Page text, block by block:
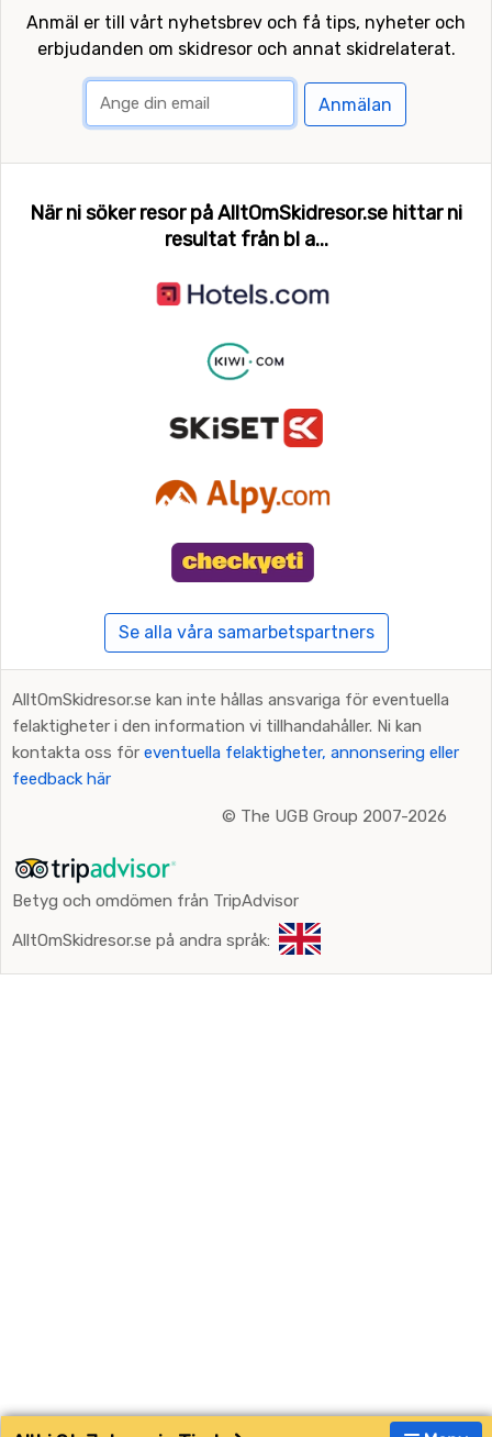
Anmäl er till vårt nyhetsbrev och få tips, nyheter och
erbjudanden om skidresor och annat skidrelaterat.
Anmälan
När ni söker resor på AlltOmSkidresor.se hittar ni
resultat från bl a...
Se alla våra samarbetspartners
AlltOmSkidresor.se kan inte hållas ansvariga för eventuella
felaktigheter i den information vi tillhandahåller. Ni kan
kontakta oss för eventuella felaktigheter, annonsering eller
feedback här
© The UGB Group 2007-2026
Betyg och omdömen från TripAdvisor
AlltOmSkidresor.se på andra språk: